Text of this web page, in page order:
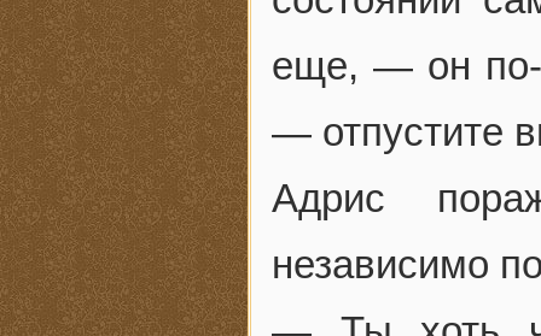
еще, — он по-
— отпустите
Адрис
независимо